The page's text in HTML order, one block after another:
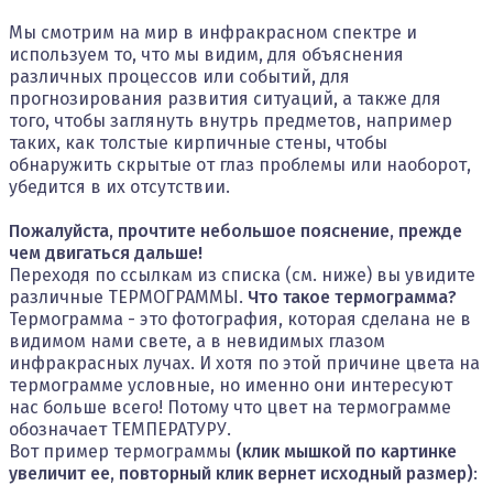
Мы смотрим на мир в инфракрасном спектре и
используем то, что мы видим, для объяснения
различных процессов или событий, для
прогнозирования развития ситуаций, а также для
того, чтобы заглянуть внутрь предметов, например
таких, как толстые кирпичные стены, чтобы
обнаружить скрытые от глаз проблемы или наоборот,
убедится в их отсутствии.
Пожалуйста, прочтите небольшое пояснение, прежде
чем двигаться дальше!
Переходя по ссылкам из списка (см. ниже) вы увидите
различные ТЕРМОГРАММЫ. Что такое термограмма?
Термограмма - это фотография, которая сделана не в
видимом нами свете, а в невидимых глазом
инфракрасных лучах. И хотя по этой причине цвета на
термограмме условные, но именно они интересуют
нас больше всего! Потому что цвет на термограмме
обозначает ТЕМПЕРАТУРУ.
Вот пример термограммы (клик мышкой по картинке
увеличит ее, повторный клик вернет исходный размер):